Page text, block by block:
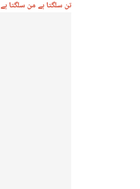
تن سلگتا ہے من سلگتا ہے